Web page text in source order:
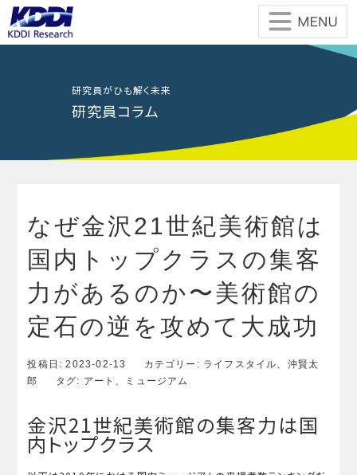
Skip
to
the
content
研究員がひも解く未来
研究員コラム
なぜ金沢21世紀美術館は
国内トップクラスの集客
力があるのか〜美術館の
定石の逆を攻めて大成功
投稿日:2023-02-13 カテゴリー: ライフスタイル、 沖賢太
郎
タグ: アート 、 ミュージアム
金沢21世紀美術館の集客力は国
内トップクラス